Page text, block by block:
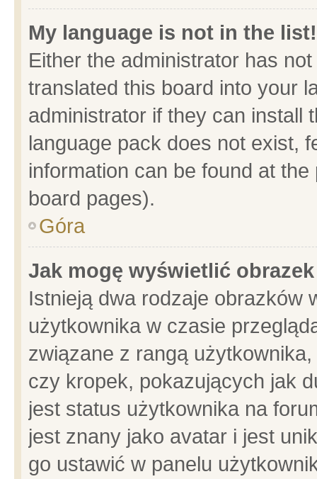
My language is not in the list!
Either the administrator has
translated this board into your
administrator if they can install
language pack does not exist,
information can be found at
board pages).
Góra
Jak mogę wyświetlić
Istnieją dwa rodzaje obrazków
użytkownika w czasie
związane z rangą
czy kropek, pokazujących jak
jest status użytkownika na
jest znany jako avatar i jest
go ustawić w panelu